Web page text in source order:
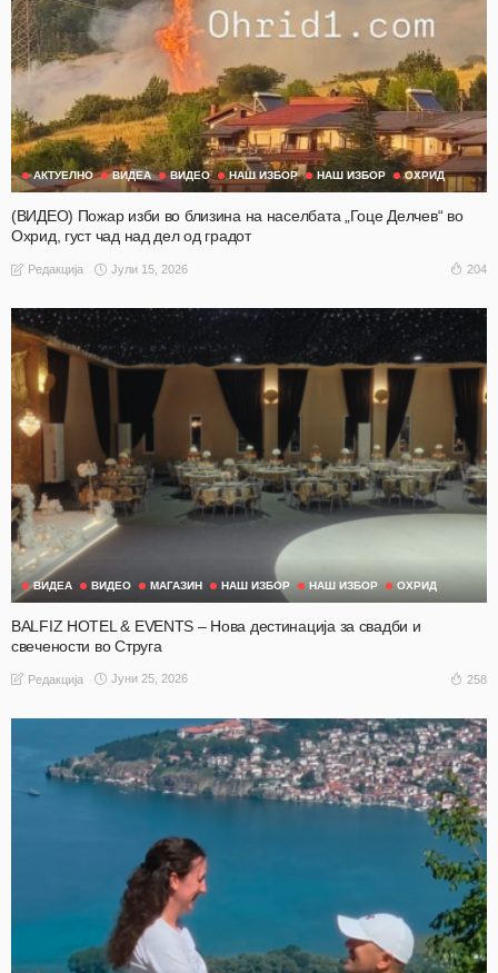
АКТУЕЛНО ВИДЕА ВИДЕО НАШ ИЗБОР НАШ ИЗБОР ОХРИД
(ВИДЕО) Пожар изби во близина на населбата „Гоце Делчев“ во
Охрид, густ чад над дел од градот
Редакција Јули 15, 2026 204
ВИДЕА ВИДЕО МАГАЗИН НАШ ИЗБОР НАШ ИЗБОР ОХРИД
BALFIZ HOTEL & EVENTS – Нова дестинација за свадби и
свечености во Струга
Редакција Јуни 25, 2026 258